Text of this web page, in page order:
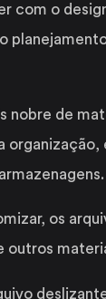
com o
nobre de
os
outros